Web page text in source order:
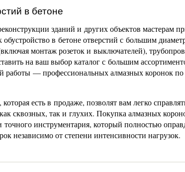
в бетоне
зданий и других объектов мастерам
в бетоне отверстий с большим
монтаж розеток и выключателей),
на ваш выбор каталог с большим
работы — профессиональных алмазных коронок по
есть в продаже, позволят вам легко
сквозных, так и глухих. Покупка алмазных
инструментария, который полностью
независимо от степени интенсивности нагрузок.